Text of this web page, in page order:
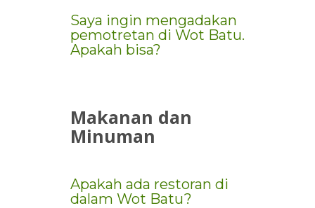
Saya ingin mengadakan
pemotretan di Wot Batu.
Apakah bisa?
Makanan dan
Minuman
Apakah ada restoran di
dalam Wot Batu?